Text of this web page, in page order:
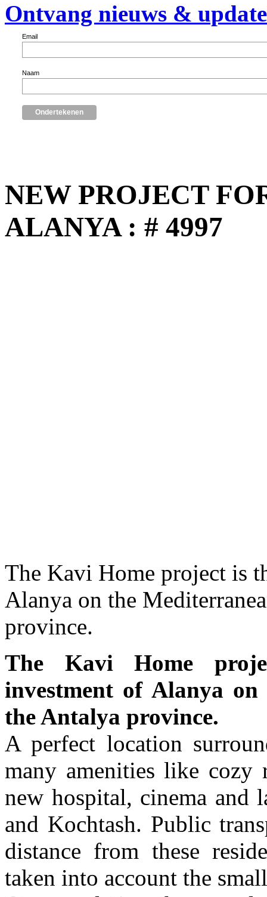
Ontvang nieuws &
Email
Naam
NEW PROJECT
ALANYA : # 4997
The Kavi Home project is
Alanya on the
province.
The Kavi Home
investment of Alanya
the Antalya province.
A perfect location
many amenities like cozy
new hospital, cinema and
and Kochtash. Public
distance from these
taken into account the